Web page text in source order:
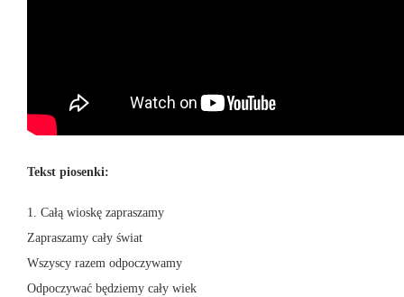
Tekst piosenki:
1. Całą wioskę zapraszamy
Zapraszamy cały świat
Wszyscy razem odpoczywamy
Odpoczywać będziemy cały wiek